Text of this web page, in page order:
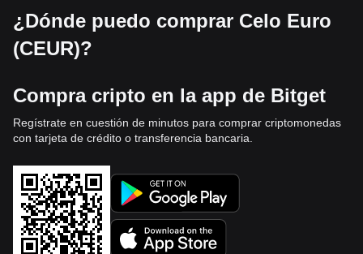
¿Dónde puedo comprar Celo Euro
(CEUR)?
Compra cripto en la app de Bitget
Regístrate en cuestión de minutos para comprar criptomonedas
con tarjeta de crédito o transferencia bancaria.